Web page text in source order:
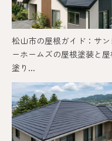
松山市の屋根ガイド：サン
ーホームズの屋根塗装と屋
塗り...